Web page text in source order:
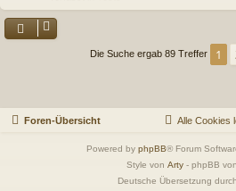
Die Suche ergab 89 Treffer 1
Foren-Übersicht Alle Cookies
Powered by phpBB® Forum
Style von Arty - phpBB
Deutsche Übersetzung durch